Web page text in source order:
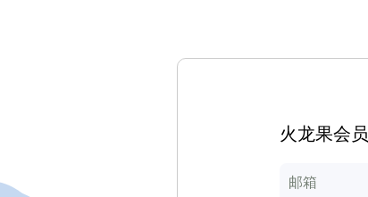
火龙果会员